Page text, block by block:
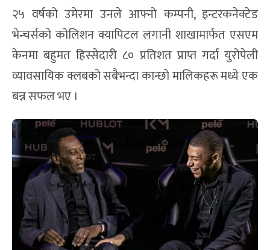
गोल पनि उनको दौड जस्तो तीव्र गतिमा अगाडि बढिरहेको छ
। उनले हालसम्म फ्रान्सबाट ५६ अन्तर्राष्ट्रिय गोल गरिसकेका
छन् । फ्रान्सका लागि उनीभन्दा बढी गोल गर्ने खेलाडी
ओलिभर जिरुड मात्रै हुन् । पछिल्ला दुई विश्वकपमा उत्कृष्ट
प्रदर्शन गरेका एमबाप्पेबाट फ्रान्सले यसपटक पनि ठूलो
अपेक्षा राखेको छ ।
२५ वर्षको उमेरमा उनले आफ्नो कम्पनी, इन्टरकनेक्टेड
भेन्चर्सको कोलिशन क्यापिटल लगानी शाखामार्फत एसएम
केनमा बहुमत हिस्सेदारी ८० प्रतिशत प्राप्त गर्दा युरोपेली
व्यावसायिक क्लबको सबैभन्दा कान्छो मालिकहरू मध्ये एक
बन्न सफल भए ।